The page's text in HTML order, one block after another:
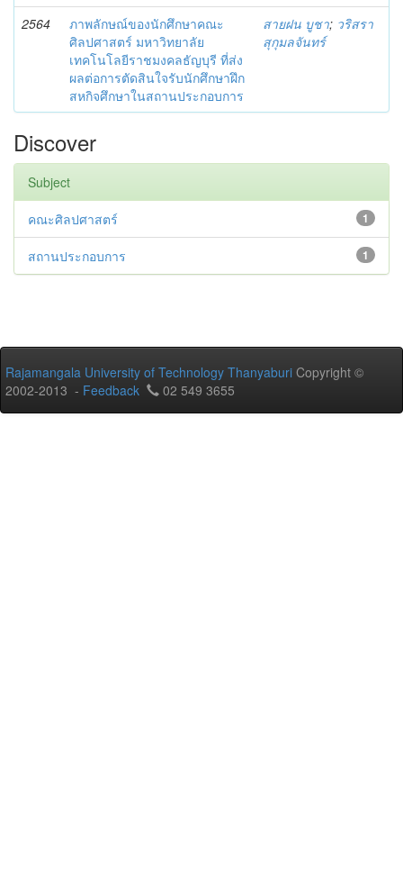
2564
ภาพลักษณ์ของนักศึกษาคณะ
ศิลปศาสตร์ มหาวิทยาลัย
เทคโนโลยีราชมงคลธัญบุรี ที่ส่ง
ผลต่อการตัดสินใจรับนักศึกษาฝึก
สหกิจศึกษาในสถานประกอบการ
สายฝน บูชา; วริสรา
สุกุมลจันทร์
Discover
Subject
1
คณะศิลปศาสตร์
1
สถานประกอบการ
Rajamangala University of Technology Thanyaburi Copyright ©
2002-2013 - Feedback 02 549 3655